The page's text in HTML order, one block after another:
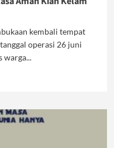
kembali tempat
operasi 26 juni
warga...